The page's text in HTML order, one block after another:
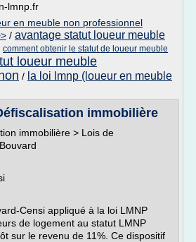
lmnp.fr
en meuble non professionnel
/ avantage statut loueur meuble
comment obtenir le statut de loueur meuble
loueur meuble
/ la loi lmnp (loueur en meuble
immobilière
immobilière > Lois de
Censi appliqué à la loi LMNP
de logement au statut LMNP
sur le revenu de 11%. Ce dispositif